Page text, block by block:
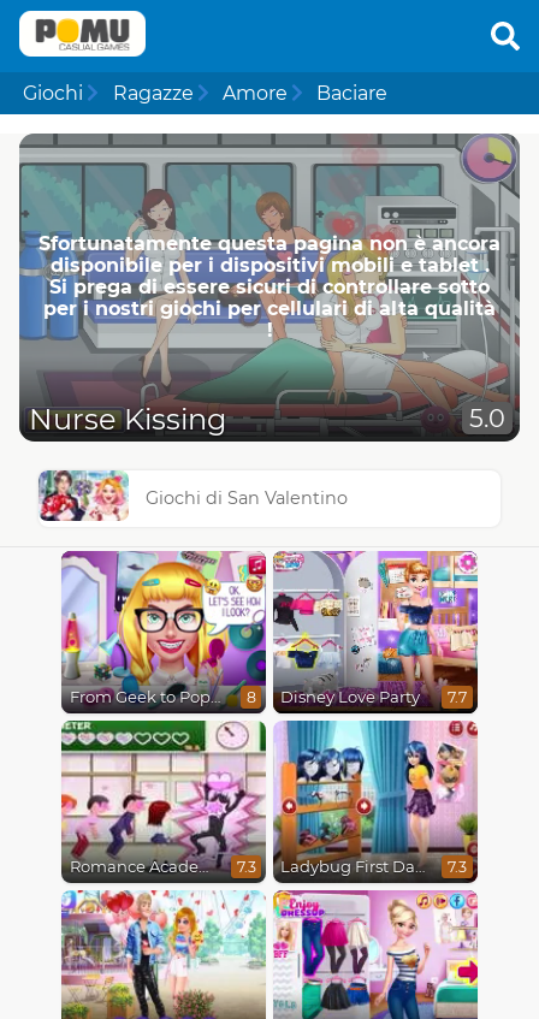
Giochi Ragazze Amore Baciare
Sfortunatamente questa pagina non è ancora
disponibile per i dispositivi mobili e tablet .
Si prega di essere sicuri di controllare sotto
per i nostri giochi per cellulari di alta qualità
!
Nurse Kissing 5.0
Giochi di San Valentino
From Geek to Popular Girl 8 Disney Love Party 7.7
Romance Academy 7.3 Ladybug First Date 7.3